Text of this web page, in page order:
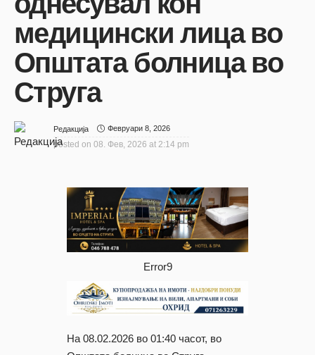
медицински лица во
Општата болница во
Струга
Редакција Февруари 8, 2026
posted on 08. Фев, 2026 at 2:14 pm
Error9
На 08.02.2026 во 01:40 часот, во